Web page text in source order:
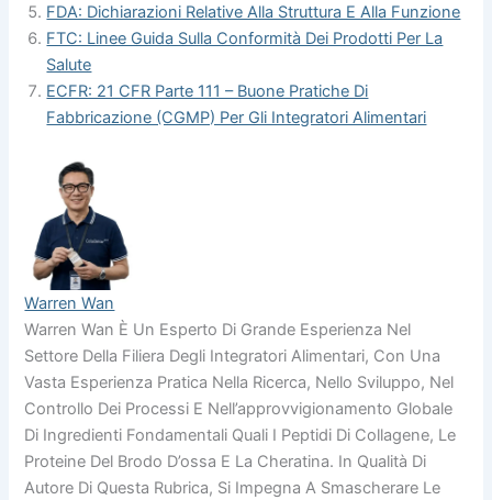
FDA: Dichiarazioni Relative Alla Struttura E Alla Funzione
FTC: Linee Guida Sulla Conformità Dei Prodotti Per La
Salute
ECFR: 21 CFR Parte 111 – Buone Pratiche Di
Fabbricazione (CGMP) Per Gli Integratori Alimentari
Warren Wan
Warren Wan È Un Esperto Di Grande Esperienza Nel
Settore Della Filiera Degli Integratori Alimentari, Con Una
Vasta Esperienza Pratica Nella Ricerca, Nello Sviluppo, Nel
Controllo Dei Processi E Nell’approvvigionamento Globale
Di Ingredienti Fondamentali Quali I Peptidi Di Collagene, Le
Proteine Del Brodo D’ossa E La Cheratina. In Qualità Di
Autore Di Questa Rubrica, Si Impegna A Smascherare Le